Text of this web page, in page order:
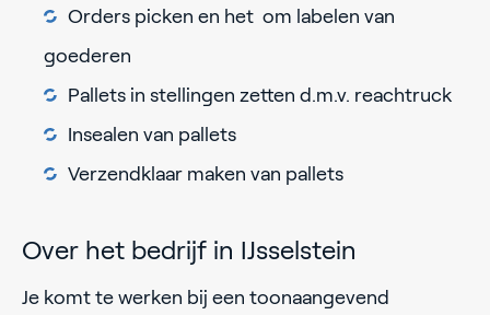
Orders picken en het om labelen van
goederen
Pallets in stellingen zetten d.m.v. reachtruck
Insealen van pallets
Verzendklaar maken van pallets
Over het bedrijf in IJsselstein
Je komt te werken bij een toonaangevend